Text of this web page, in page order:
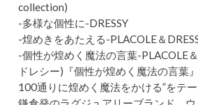
collection)
-多様な個性に-DRESSY
-煌めきをあたえる-PLACOLE＆
-個性が煌めく魔法の言葉-PLACOLE
ドレシー)『個性が煌めく魔法の言葉
100通りに煌めく魔法をかける”をテ